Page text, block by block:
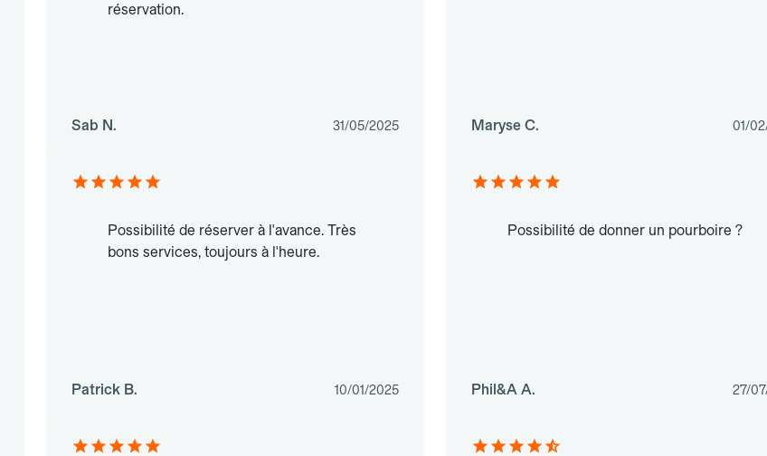
réservation.
Sab N. 31/05/2025 Maryse C. 01/
Possibilité de réserver à l'avance. Très
bons services, toujours à l'heure.
Patrick B. 10/01/2025
Possibilité de donner un pourboire ?
Phil&A A. 27/